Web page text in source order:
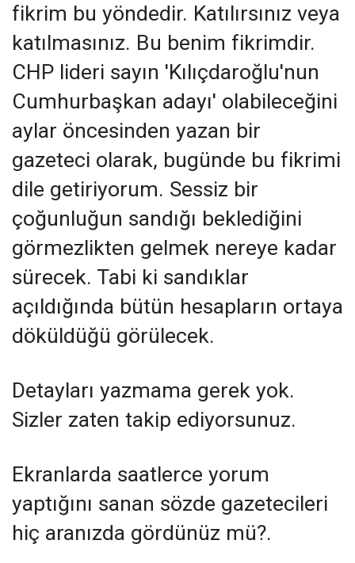
fikrim bu yöndedir. Katılırsınız veya
katılmasınız. Bu benim fikrimdir.
CHP lideri sayın 'Kılıçdaroğlu'nun
Cumhurbaşkan adayı' olabileceğini
aylar öncesinden yazan bir
gazeteci olarak, bugünde bu fikrimi
dile getiriyorum. Sessiz bir
çoğunluğun sandığı beklediğini
görmezlikten gelmek nereye kadar
sürecek. Tabi ki sandıklar
açıldığında bütün hesapların ortaya
döküldüğü görülecek.
Detayları yazmama gerek yok.
Sizler zaten takip ediyorsunuz.
Ekranlarda saatlerce yorum
yaptığını sanan sözde gazetecileri
hiç aranızda gördünüz mü?.